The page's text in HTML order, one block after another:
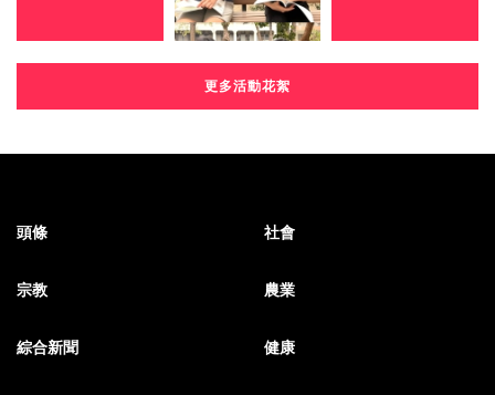
更多活動花絮
頭條 社會
宗教 農業
綜合新聞 健康